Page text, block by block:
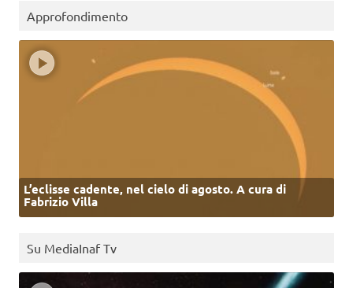
Approfondimento
L’eclisse cadente, nel cielo di agosto. A cura di
Fabrizio Villa
Su MediaInaf Tv